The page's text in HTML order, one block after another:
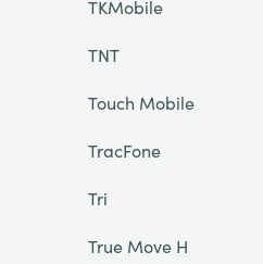
TKMobile
TNT
Touch Mobile
TracFone
Tri
True Move H